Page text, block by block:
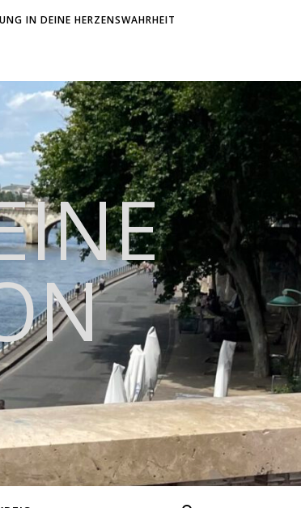
IN DEINE HERZENSWAHRHEIT